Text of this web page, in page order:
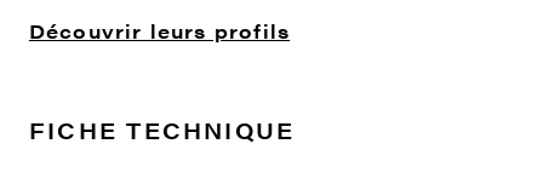
Découvrir leurs profils
FICHE TECHNIQUE